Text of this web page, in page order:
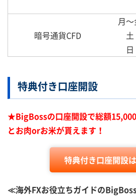
暗号通貨CFD
月
特典付き口座開設
★BigBossの口座開設で総額
とお肉orお米が貰えます！
特典付き口座開設
≪海外FXお役立ちガイドの